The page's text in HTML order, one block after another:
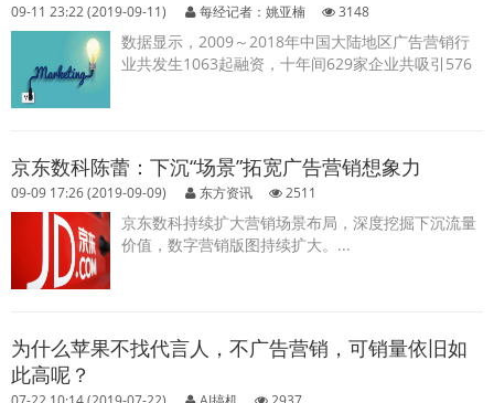
09-11 23:22 (2019-09-11) 每经记者：姚亚楠 3148
数据显示，2009～2018年中国大陆地区广告营销行
业共发生1063起融资，十年间629家企业共吸引576
京东数科陈蕾：下沉“场景”拓宽广告营销想象力
09-09 17:26 (2019-09-09) 东方资讯 2511
京东数科持续扩大营销场景布局，深度挖掘下沉流量
价值，数字营销版图持续扩大。...
为什么苹果不找代言人，不广告营销，可销量依旧如
此高呢？